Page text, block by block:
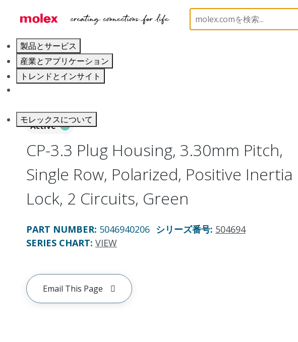
製品とサービス
産業とアプリケーション
トレンドとインサイト
モレックスについて
PCB / Wire Connectors Connector Housings
Active
CP-3.3 Plug Housing, 3.30mm Pitch,
Single Row, Polarized, Positive Inertia
Lock, 2 Circuits, Green
PART NUMBER: 5046940206 シリーズ番号: 504694
SERIES CHART: VIEW
Email This Page